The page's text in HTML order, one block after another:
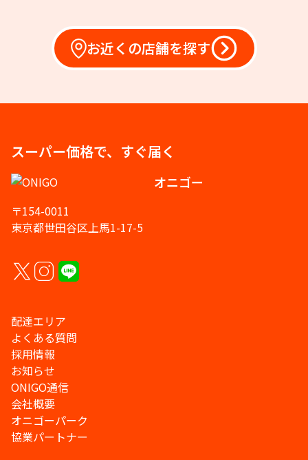
お近くの店舗を探す
スーパー価格で、すぐ届く
オニゴー
〒154-0011
東京都世田谷区上馬1-17-5
配達エリア
よくある質問
採用情報
お知らせ
ONIGO通信
会社概要
オニゴーパーク
協業パートナー